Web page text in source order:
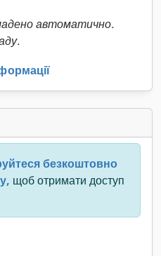
автоматично.
безкоштовно
щоб отримати доступ